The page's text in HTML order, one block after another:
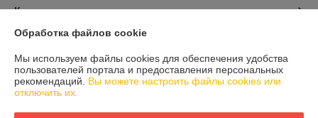
Контакты
График работы
Полная версия сайта
Обработка файлов cookie
Мы используем файлы cookies для обеспечения удобства
пользователей портала и предоставления персональных
рекомендаций. Вы можете настроить файлы cookies или
отключить их.